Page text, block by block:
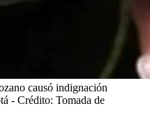
causó indignación
- Crédito: Tomada de